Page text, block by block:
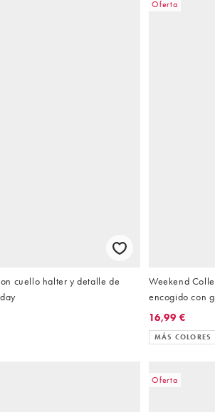
cuello halter y detalle de
Oferta
Weekend
encogido con
16,99 €
MÁS COLORES
Oferta